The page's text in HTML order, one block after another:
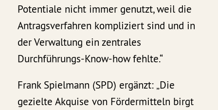
Potentiale nicht immer genutzt, weil die
Antragsverfahren kompliziert sind und in
der Verwaltung ein zentrales
Durchführungs-Know-how fehlte.“
Frank Spielmann (SPD) ergänzt: „Die
gezielte Akquise von Fördermitteln birgt